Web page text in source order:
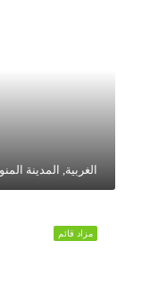
الغربية, المدينة المنورة
مزاد قائم